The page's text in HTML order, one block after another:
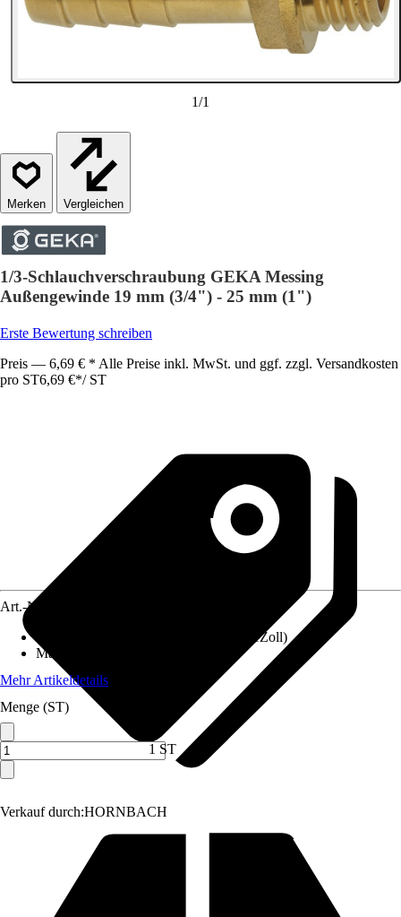
1/1
Vergleichen
1/3-Schlauchverschraubung GEKA Messing
Außengewinde 19 mm (3/4") - 25 mm (1")
Erste Bewertung schreiben
Preis — 6,69 € * Alle Preise inkl. MwSt. und ggf. zzgl. Versandkosten
pro ST6,69 €*/ ST
Verkauf durch:HORNBACH
Art.-Nr.
19 mm (3/4 Zoll), 25 mm (1Zoll)
Material
Mehr Artikeldetails
Menge (ST)
1 ST